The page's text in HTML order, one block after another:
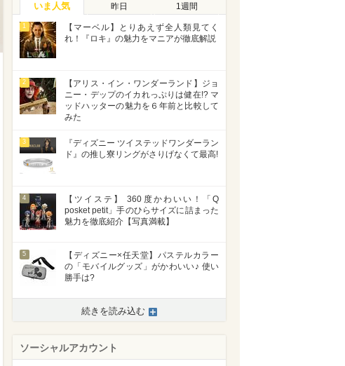
いま人気 昨日 1週間
1
【マーベル】とりあえず全人類見てく
れ！『ロキ』の魅力をマニアが徹底解説
2
【アリス・イン・ワンダーランド】ジョ
ニー・デップのイカれっぷりは健在!? マ
ッドハッターの魅力を６年前と比較して
みた
3
『ディズニー ツイステッドワンダーラン
ド』の推し寮リングがさりげなくて最高!
4
【ツイステ】 360度かわいい！「Q
posket petit」手のひらサイズに詰まった
魅力を徹底紹介【写真満載】
5
【ディズニー×任天堂】パステルカラー
の「モバイルグッズ」がかわいい♪ 使い
勝手は?
続きを読み込む
ソーシャルアカウント